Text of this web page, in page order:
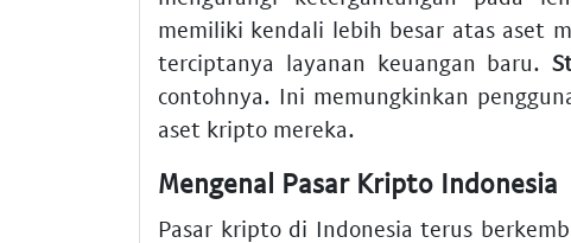
memiliki kendali lebih besar atas aset
terciptanya layanan keuangan baru.
contohnya. Ini memungkinkan
aset kripto mereka.
Mengenal Pasar Kripto Indonesia
Pasar kripto di Indonesia terus